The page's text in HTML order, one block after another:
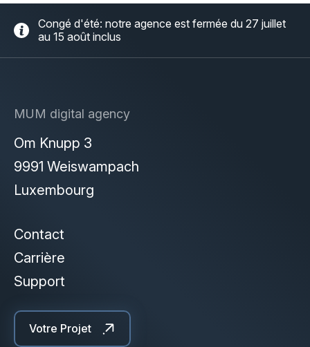
Congé d'été: notre agence est fermée du 27 juillet
au 15 août inclus
MUM digital agency
Om Knupp 3
9991 Weiswampach
Luxembourg
Contact
Carrière
Support
Votre Projet